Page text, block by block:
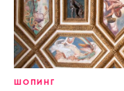
ШОПИНГ